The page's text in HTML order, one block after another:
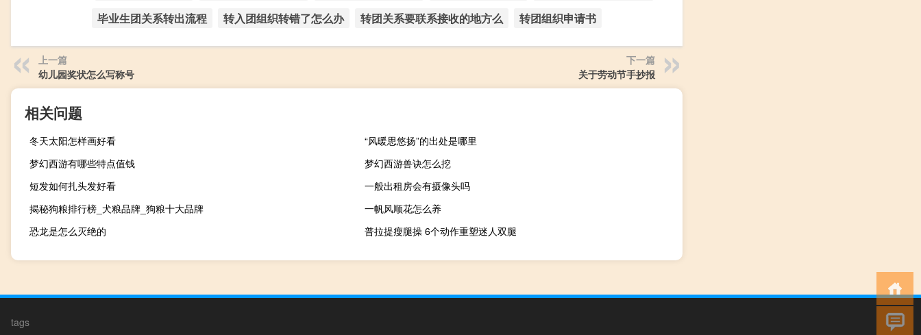
毕业生团关系转出流程
转入团组织转错了怎么办 转团关系要联系接收的地方么 转团组织申请书
上一篇
幼儿园奖状怎么写称号
下一篇
关于劳动节手抄报
相关问题
冬天太阳怎样画好看
“风暖思悠扬”的出处是哪里
梦幻西游有哪些特点值钱
梦幻西游兽诀怎么挖
短发如何扎头发好看
一般出租房会有摄像头吗
揭秘狗粮排行榜_犬粮品牌_狗粮十大品牌
一帆风顺花怎么养
恐龙是怎么灭绝的
普拉提瘦腿操 6个动作重塑迷人双腿
tags